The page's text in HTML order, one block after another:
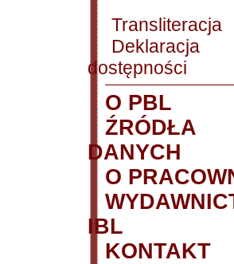
Transliteracja
Deklaracja
dostępności
O PBL
ŹRÓDŁA
DANYCH
O
IBL
KONTAKT